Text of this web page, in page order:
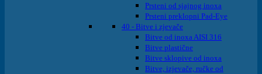
Prsteni od sjajnog inoxa
Prsteni preklopni Pad-Eye
40 - Bitve i zjevače
Bitve od inoxa AISI 316
Bitve plastične
Bitve sklopive od inoxa
Bitve, izjevače, ručke od